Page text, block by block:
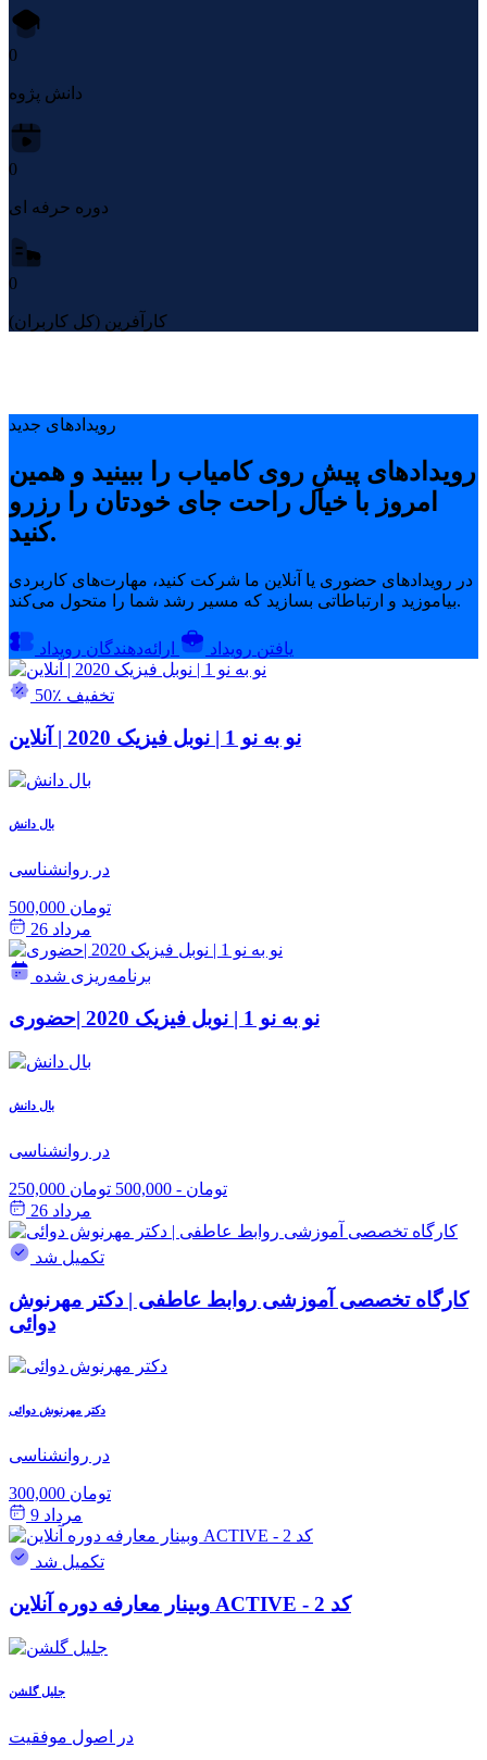
0
دانش پژوه
0
دوره حرفه ای
0
کارآفرین (کل کاربران)
رویدادهای جدید
رویدادهای پیشِ روی کامیاب را ببینید و همین
امروز با خیال راحت جای خودتان را رزرو
کنید.
در رویدادهای حضوری یا آنلاین ما شرکت کنید، مهارت‌های کاربردی
بیاموزید و ارتباطاتی بسازید که مسیر رشد شما را متحول می‌کند.
یافتن رویداد ارائه‌دهندگان رویداد
50٪ تخفیف
نو به نو 1 | نوبل فیزیک 2020 | آنلاین
بال دانش
در روانشناسی
500,000 تومان
مرداد 26
برنامه‌ریزی شده
نو به نو 1 | نوبل فیزیک 2020 |حضوری
بال دانش
در روانشناسی
250,000 تومان - 500,000 تومان
مرداد 26
تکمیل شد
کارگاه تخصصی آموزشی روابط عاطفی | دکتر مهرنوش
دوائی
دکتر مهرنوش دوائی
در روانشناسی
300,000 تومان
مرداد 9
تکمیل شد
وبینار معارفه دوره آنلاین ACTIVE - کد 2
جلیل گلشن
در اصول موفقیت